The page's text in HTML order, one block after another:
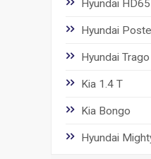
Hyundai
Hyundai
Hyundai
Kia 1.4 T
Kia Bongo
Hyundai